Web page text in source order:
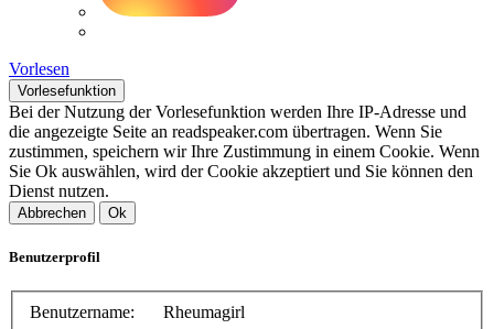
Vorlesen
Vorlesefunktion
Bei der Nutzung der Vorlesefunktion werden Ihre IP-Adresse und
die angezeigte Seite an readspeaker.com übertragen. Wenn Sie
zustimmen, speichern wir Ihre Zustimmung in einem Cookie. Wenn
Sie Ok auswählen, wird der Cookie akzeptiert und Sie können den
Dienst nutzen.
Abbrechen Ok
Benutzerprofil
Benutzername:
Rheumagirl